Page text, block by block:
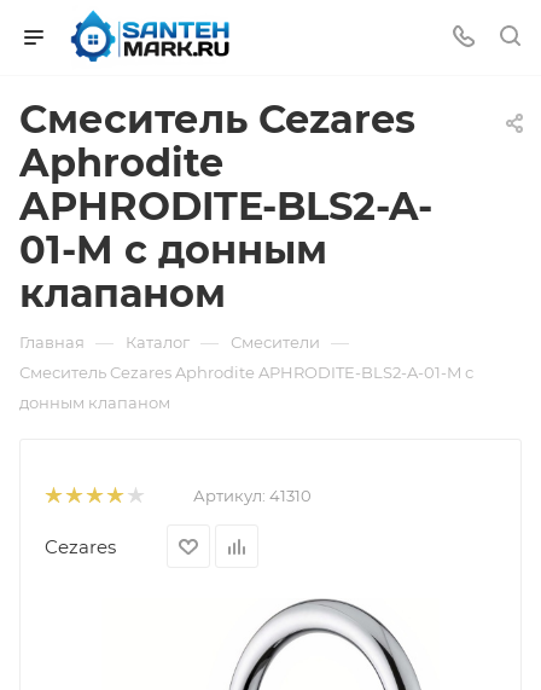
Смеситель Cezares
Aphrodite
APHRODITE-BLS2-A-
01-M с донным
клапаном
Главная — Каталог — Смесители —
Смеситель Cezares Aphrodite APHRODITE-BLS2-A-01-M с
донным клапаном
Артикул: 41310
Cezares